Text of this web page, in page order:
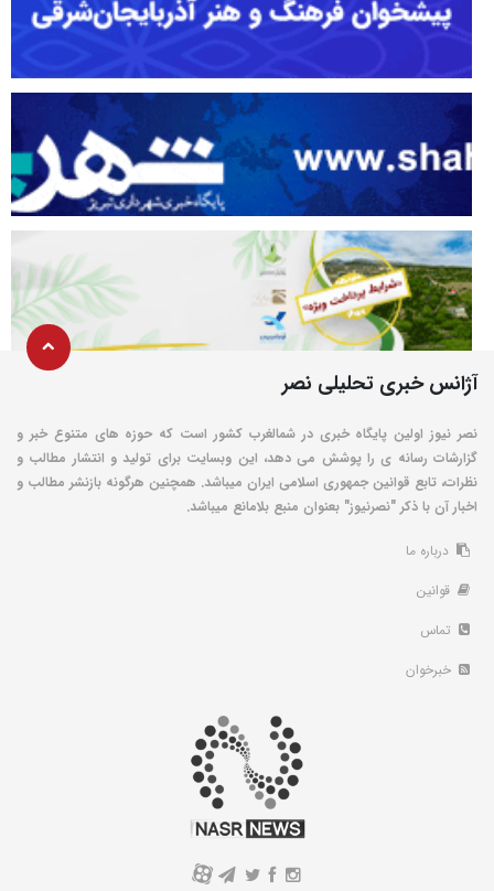
آژانس خبری تحلیلی نصر
نصر نیوز اولین پایگاه خبری در شمالغرب کشور است که حوزه های متنوع خبر و
گزارشات رسانه ی را پوشش می دهد، این وبسایت برای تولید و انتشار مطالب و
نظرات، تابع قوانین جمهوری اسلامی ایران میباشد. همچنین هرگونه بازنشر مطالب و
اخبار آن با ذکر "نصرنیوز" بعنوان منبع بلامانع میباشد.
درباره ما
قوانین
تماس
خبرخوان
A